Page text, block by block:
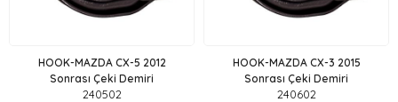
HOOK-MAZDA CX-5 2012
Sonrası Çeki Demiri
240502
HOOK-MAZDA CX-3 2015
Sonrası Çeki Demiri
240602